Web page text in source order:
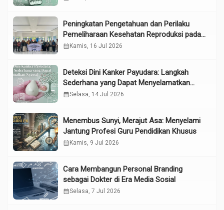
Peningkatan Pengetahuan dan Perilaku
Pemeliharaan Kesehatan Reproduksi pada
Lansia melalui Edukasi dan Konseling di
calendar_month Kamis, 16 Jul 2026
Deteksi Dini Kanker Payudara: Langkah
Sederhana yang Dapat Menyelamatkan
Nyawa
calendar_monthSelasa, 14 Jul 2026
Menembus Sunyi, Merajut Asa: Menyelami
Jantung Profesi Guru Pendidikan Khusus
calendar_month Kamis, 9 Jul 2026
Cara Membangun Personal Branding
sebagai Dokter di Era Media Sosial
calendar_monthSelasa, 7 Jul 2026